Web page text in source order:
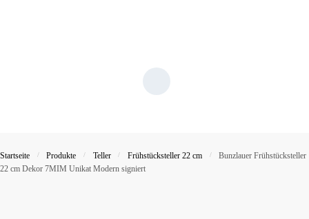
Startseite / Produkte / Teller / Frühstücksteller 22 cm /
Bunzlauer Frühstücksteller
22 cm Dekor 7MIM Unikat Modern signiert